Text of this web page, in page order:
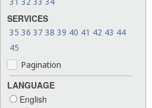
SERVICES
35 36 37 38 39 40 41 42 43 44
45
Pagination
LANGUAGE
English